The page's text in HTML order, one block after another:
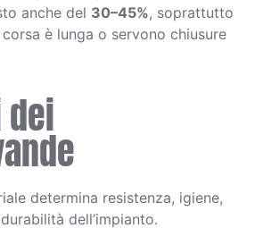
anche del 30–45%, soprattutto
è lunga o servono chiusure
determina resistenza, igiene,
dell’impianto.